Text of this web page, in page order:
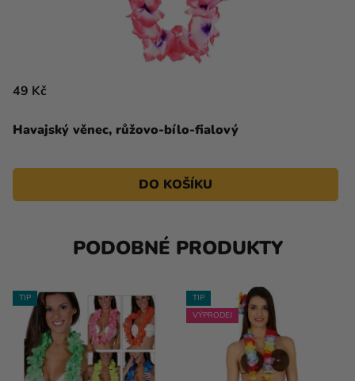
Havajský věnec, růžovo-bílo-fialový
49 Kč
DO KOŠÍKU
PODOBNÉ PRODUKTY
TIP
TIP
VÝPRODEJ